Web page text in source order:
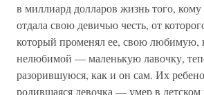
в миллиард долларов жизнь того,
отдала свою девичью честь, от
который променял ее, свою любимую,
нелюбимой — маленькую лавочку,
разорившуюся, как и он сам. Их
родившаяся девочка — умер в